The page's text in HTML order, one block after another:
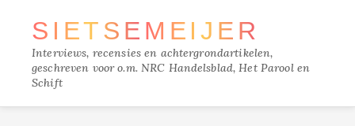
SIETSE MEIJER
Interviews, recensies en achtergrondartikelen,
geschreven voor o.m. NRC Handelsblad, Het Parool en
Schift